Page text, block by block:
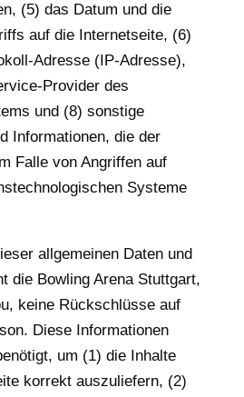
(5) das Datum und die
auf die Internetseite, (6)
Adresse (IP-Adresse),
Provider des
und (8) sonstige
Informationen, die der
Falle von Angriffen auf
Systeme
allgemeinen Daten und
die Bowling Arena Stuttgart,
keine Rückschlüsse auf
Diese Informationen
um (1) die Inhalte
korrekt auszuliefern, (2)